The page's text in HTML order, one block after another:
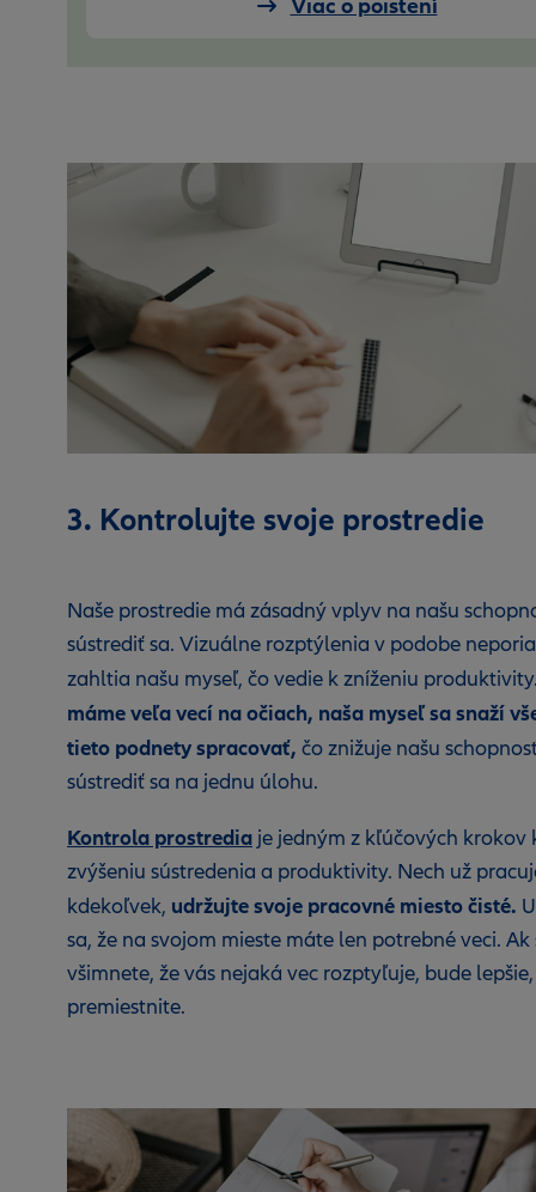
Viac o poistení
3. Kontrolujte svoje prostredie
Naše prostredie má zásadný vplyv na našu
sústrediť sa. Vizuálne rozptýlenia v podobe
zahltia našu myseľ, čo vedie k zníženiu
máme veľa vecí na očiach, naša myseľ sa snaží
tieto podnety spracovať, čo znižuje našu
sústrediť sa na jednu úlohu.
Kontrola prostredia je jedným z kľúčových krokov
zvýšeniu sústredenia a produktivity. Nech už
kdekoľvek, udržujte svoje pracovné miesto čisté.
sa, že na svojom mieste máte len potrebné veci. Ak
všimnete, že vás nejaká vec rozptyľuje, bude
premiestnite.